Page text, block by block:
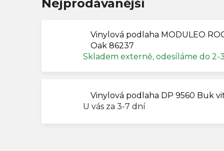
Nejprodávanější
Vinylová podlaha MODULEO
Oak 86237
Skladem externě, odesíláme do 2-
Vinylová podlaha DP 9560 Buk
U vás za 3-7 dní